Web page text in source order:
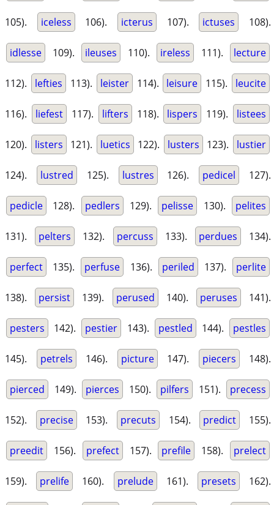
105). iceless 106). icterus 107). ictuses 108).
idlesse 109). ileuses 110). ireless 111). lecture
112). lefties 113). leister 114). leisure 115). leucite
116). liefest 117). lifters 118). lispers 119). listees
120). listers 121). luetics 122). lusters 123). lustier
124). lustred 125). lustres 126). pedicel 127).
pedicle 128). pedlers 129). pelisse 130). pelites
131). pelters 132). percuss 133). perdues 134).
perfect 135). perfuse 136). periled 137). perlite
138). persist 139). perused 140). peruses 141).
pesters 142). pestier 143). pestled 144). pestles
145). petrels 146). picture 147). piecers 148).
pierced 149). pierces 150). pilfers 151). precess
152). precise 153). precuts 154). predict 155).
preedit 156). prefect 157). prefile 158). prelect
159). prelife 160). prelude 161). presets 162).